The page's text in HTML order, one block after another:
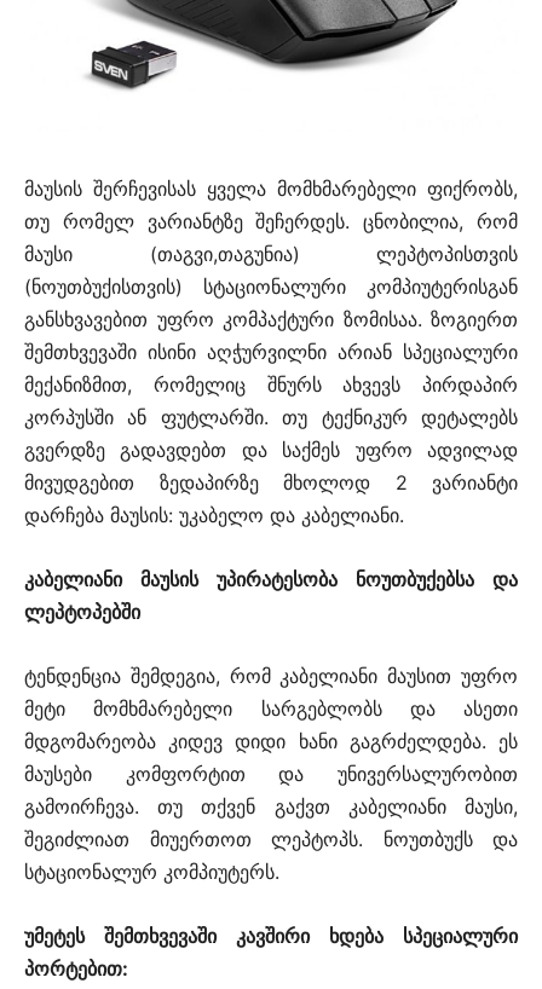
მაუსის შერჩევისას ყველა მომხმარებელი ფიქრობს,
თუ რომელ ვარიანტზე შეჩერდეს. ცნობილია, რომ
მაუსი (თაგვი,თაგუნია) ლეპტოპისთვის
(ნოუთბუქისთვის) სტაციონალური კომპიუტერისგან
განსხვავებით უფრო კომპაქტური ზომისაა. ზოგიერთ
შემთხვევაში ისინი აღჭურვილნი არიან სპეციალური
მექანიზმით, რომელიც შნურს ახვევს პირდაპირ
კორპუსში ან ფუტლარში. თუ ტექნიკურ დეტალებს
გვერდზე გადავდებთ და საქმეს უფრო ადვილად
მივუდგებით ზედაპირზე მხოლოდ 2 ვარიანტი
დარჩება მაუსის: უკაბელო და კაბელიანი.
კაბელიანი მაუსის უპირატესობა ნოუთბუქებსა და
ლეპტოპებში
ტენდენცია შემდეგია, რომ კაბელიანი მაუსით უფრო
მეტი მომხმარებელი სარგებლობს და ასეთი
მდგომარეობა კიდევ დიდი ხანი გაგრძელდება. ეს
მაუსები კომფორტით და უნივერსალურობით
გამოირჩევა. თუ თქვენ გაქვთ კაბელიანი მაუსი,
შეგიძლიათ მიუერთოთ ლეპტოპს. ნოუთბუქს და
სტაციონალურ კომპიუტერს.
უმეტეს შემთხვევაში კავშირი ხდება სპეციალური
პორტებით: